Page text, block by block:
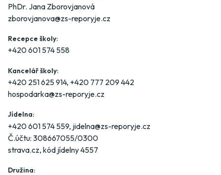
PhDr. Jana Zborovjanová
zborovjanova@zs-reporyje.cz
Recepce školy:
+420 601 574 558
Kancelář školy:
+420 251 625 914, +420 777 209 442
hospodarka@zs-reporyje.cz
Jídelna:
+420 601 574 559, jidelna@zs-reporyje.cz
Č.účtu: 308667055/0300
strava.cz, kód jídelny 4557
Družina: